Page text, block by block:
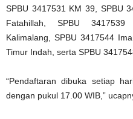
SPBU 3417531 KM 39, SPBU
Fatahillah, SPBU 3417539
Kalimalang, SPBU 3417544
Timur Indah, serta SPBU
“Pendaftaran dibuka setiap
dengan pukul 17.00 WIB,”